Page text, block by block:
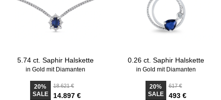
5.74 ct. Saphir Halskette
in Gold mit Diamanten
20%
SALE
18.621 €
14.897 €
0.26 ct. Saphir Halskette
in Gold mit Diamanten
20%
SALE
617 €
493 €